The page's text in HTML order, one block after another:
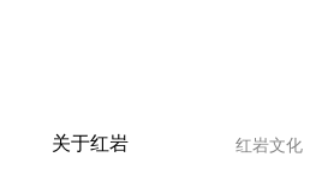
关于红岩 红岩文化